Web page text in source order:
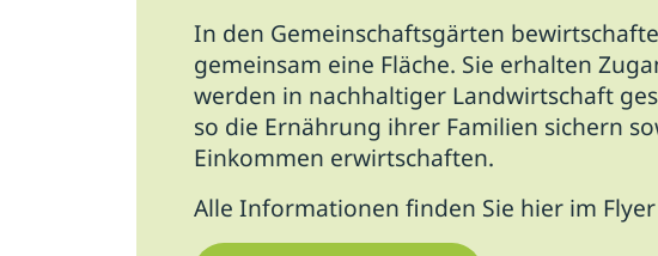
In den Gemeinschaftsgärten
gemeinsam eine Fläche. Sie erhalten
werden in nachhaltiger Landwirtschaft
so die Ernährung ihrer Familien sichern
Einkommen erwirtschaften.
Alle Informationen finden Sie hier im Flyer